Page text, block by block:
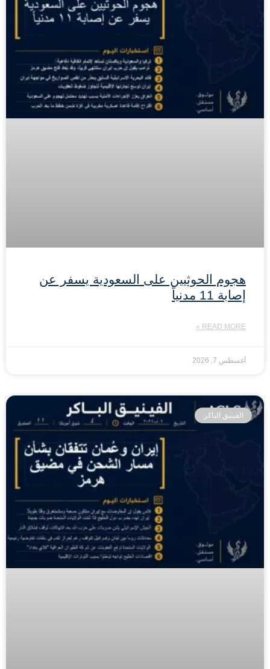
هجوم الحوثيين على السعودية يسفر عن
إصابة 11 مدنياً
READ MORE »
أغسطس 7, 2026
الفينيق الباكر